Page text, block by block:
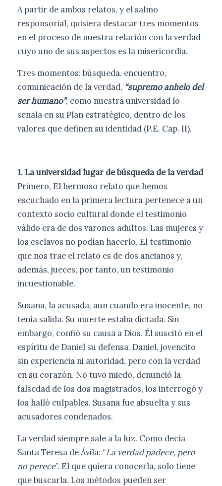
A partir de ambos relatos, y el salmo
responsorial, quisiera destacar tres momentos
en el proceso de nuestra relación con la verdad
cuyo uno de sus aspectos es la misericordia.
Tres momentos: búsqueda, encuentro,
comunicación de la verdad, “supremo anhelo del
ser humano”, como nuestra universidad lo
señala en su Plan estratégico, dentro de los
valores que definen su identidad (P.E. Cap. II).
1. Launiversidad lugar de búsqueda de la verdad
Primero, El hermoso relato que hemos
escuchado en la primera lectura pertenece a un
contexto socio cultural donde el testimonio
válido era de dos varones adultos. Las mujeres y
los esclavos no podían hacerlo. El testimonio
que nos trae el relato es de dos ancianos y,
además, jueces; por tanto, un testimonio
incuestionable.
Susana, la acusada, aun cuando era inocente, no
tenía salida. Su muerte estaba dictada. Sin
embargo, confió su causa a Dios. Él suscitó en el
espíritu de Daniel su defensa. Daniel, jovencito
sin experiencia ni autoridad, pero con la verdad
en su corazón. No tuvo miedo, denunció la
falsedad de los dos magistrados, los interrogó y
los halló culpables. Susana fue absuelta y sus
acusadores condenados.
La verdad siempre sale a la luz. Como decía
Santa Teresa de Ávila: “La verdad padece, pero
no perece”. El que quiera conocerla, solo tiene
que buscarla. Los métodos pueden ser